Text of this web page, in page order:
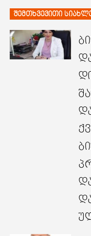
შემთხვევითი